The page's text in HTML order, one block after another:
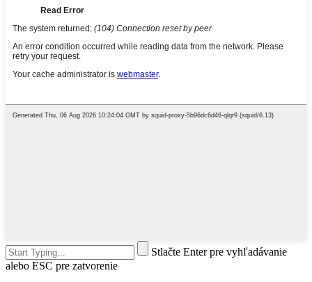
Stlačte Enter pre vyhľadávanie
alebo ESC pre zatvorenie